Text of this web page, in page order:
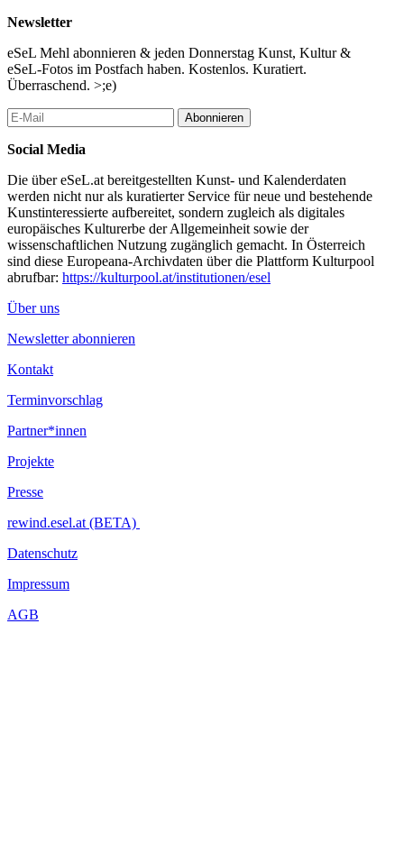
Newsletter
eSeL Mehl abonnieren & jeden Donnerstag Kunst, Kultur &
eSeL-Fotos im Postfach haben. Kostenlos. Kuratiert.
Überraschend. >;e)
Abonnieren
Social Media
Die über eSeL.at bereitgestellten Kunst- und Kalenderdaten
werden nicht nur als kuratierter Service für neue und bestehende
Kunstinteressierte aufbereitet, sondern zugleich als digitales
europäisches Kulturerbe der Allgemeinheit sowie der
wissenschaftlichen Nutzung zugänglich gemacht. In Österreich
sind diese Europeana-Archivdaten über die Plattform Kulturpool
abrufbar: https://kulturpool.at/institutionen/esel
Über uns
Newsletter abonnieren
Kontakt
Terminvorschlag
Partner*innen
Projekte
Presse
rewind.esel.at (BETA)
Datenschutz
Impressum
AGB